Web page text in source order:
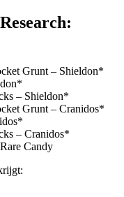
Grunt – Shieldon*
– Shieldon*
Grunt – Cranidos*
– Cranidos*
Candy